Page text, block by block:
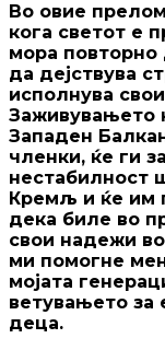
Во овие
кога светот е
мора повторно
да дејствува
исполнува
Заживувањето
Западен
членки, ќе ги
нестабилност
Кремљ и ќе им
дека биле во
свои надежи
ми помогне
мојата
ветувањето за
деца.